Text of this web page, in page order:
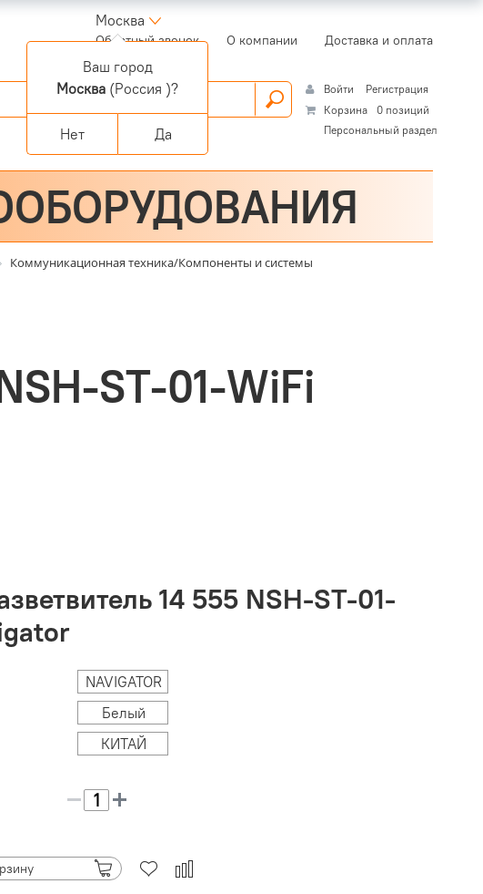
Москва
Обратный звонок(current)О компании Доставка и оплата
Войти
Регистрация
Корзина
0 позиций
Персональный раздел
Коммуникационная техника/Компоненты и системы
ST-01-WiFi
14 555 NSH-ST-01-
NAVIGATOR
Белый
КИТАЙ
Ваш город
Москва (Россия )?
Нет Да